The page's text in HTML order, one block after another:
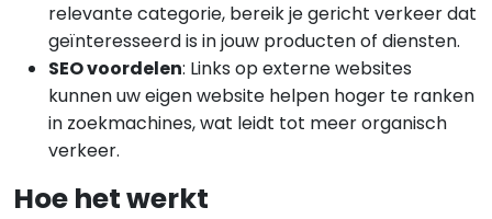
relevante categorie, bereik je gericht verkeer dat
geïnteresseerd is in jouw producten of diensten.
SEO voordelen: Links op externe websites
kunnen uw eigen website helpen hoger te ranken
in zoekmachines, wat leidt tot meer organisch
verkeer.
Hoe het werkt